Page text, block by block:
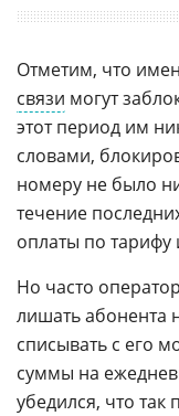
Отметим, что
связи могут
этот период им
словами,
номеру не было
течение
оплаты по тарифу
Но часто
лишать абонента
списывать с его
суммы на
убедился, что